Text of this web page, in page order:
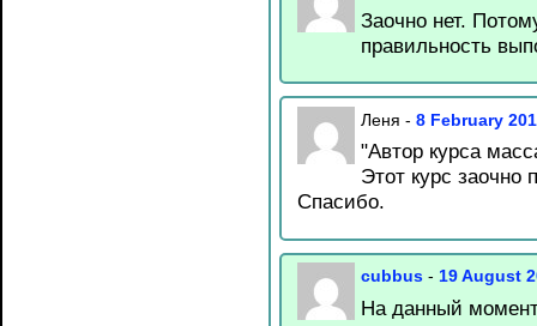
Заочно нет.
правильность
Леня - 8 February
"Автор курса
Этот курс заочно
Спасибо.
cubbus - 19 August
На данный момент